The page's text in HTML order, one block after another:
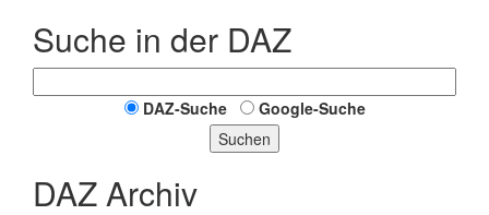
Suche in der DAZ
DAZ-Suche
Google-Suche
Suchen
DAZ Archiv